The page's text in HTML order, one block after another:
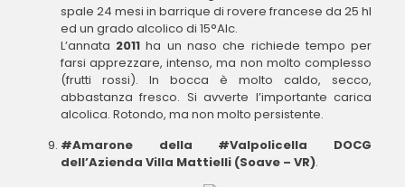
spale 24 mesi in barrique di rovere francese da 25 hl
ed un grado alcolico di 15°Alc.
L’annata 2011 ha un naso che richiede tempo per
farsi apprezzare, intenso, ma non molto complesso
(frutti rossi). In bocca è molto caldo, secco,
abbastanza fresco. Si avverte l’importante carica
alcolica. Rotondo, ma non molto persistente.
#Amarone della #Valpolicella DOCG
dell’Azienda Villa Mattielli (Soave – VR).